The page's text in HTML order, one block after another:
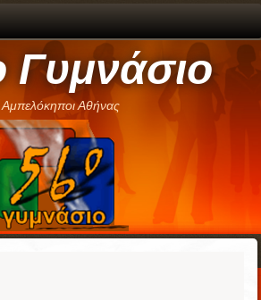
Γυμνάσιο
Αμπελόκηποι Αθήνας